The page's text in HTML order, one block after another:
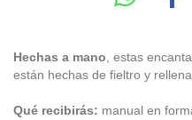
Hechas a mano , estas
están hechas de fieltro y
Qué recibirás: manual en